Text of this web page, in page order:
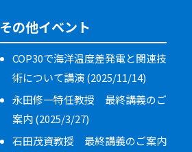
その他イベント
COP30で海洋温度差発電と関連技
術について講演 (2025/11/14)
永田修一特任教授 最終講義のご
案内 (2025/3/27)
石田茂資教授 最終講義のご案内